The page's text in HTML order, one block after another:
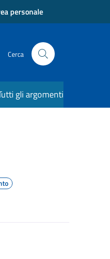
personale
Cerca
gli argomenti